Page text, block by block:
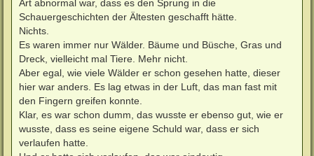
Art abnormal war, dass es den Sprung in die
Schauergeschichten der Ältesten geschafft hätte.
Nichts.
Es waren immer nur Wälder. Bäume und Büsche, Gras und
Dreck, vielleicht mal Tiere. Mehr nicht.
Aber egal, wie viele Wälder er schon gesehen hatte, dieser
hier war anders. Es lag etwas in der Luft, das man fast mit
den Fingern greifen konnte.
Klar, es war schon dumm, das wusste er ebenso gut, wie er
wusste, dass es seine eigene Schuld war, dass er sich
verlaufen hatte.